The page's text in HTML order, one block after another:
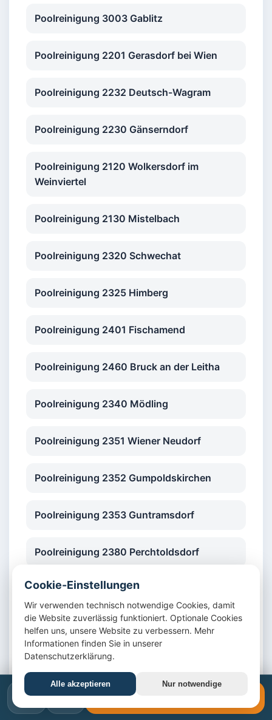
Poolreinigung 3003 Gablitz
Poolreinigung 2201 Gerasdorf bei Wien
Poolreinigung 2232 Deutsch-Wagram
Poolreinigung 2230 Gänserndorf
Poolreinigung 2120 Wolkersdorf im
Weinviertel
Poolreinigung 2130 Mistelbach
Poolreinigung 2320 Schwechat
Poolreinigung 2325 Himberg
Poolreinigung 2401 Fischamend
Poolreinigung 2460 Bruck an der Leitha
Poolreinigung 2340 Mödling
Poolreinigung 2351 Wiener Neudorf
Poolreinigung 2352 Gumpoldskirchen
Poolreinigung 2353 Guntramsdorf
Poolreinigung 2380 Perchtoldsdorf
Poolreinigung 2345 Brunn am Gebirge
Poolreinigung 2344 Maria Enzersdorf
Poolreinigung 2514 Traiskirchen
📞 ✉️ 📞 +43 1 4420617
Cookie-Einstellungen
Wir verwenden technisch notwendige Cookies, damit
die Website zuverlässig funktioniert. Optionale Cookies
helfen uns, unsere Website zu verbessern. Mehr
Informationen finden Sie in unserer
Datenschutzerklärung.
Alle akzeptieren Nur notwendige